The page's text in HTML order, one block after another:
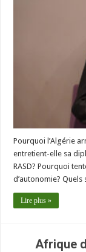
Pourquoi l’Algérie
entretient-elle sa
RASD? Pourquoi
d’autonomie?
Lire plus »
Afrique